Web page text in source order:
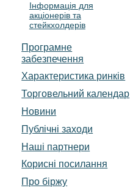
Інформація для
акціонерів та
стейкхолдерів
Програмне
забезпечення
Характеристика pинків
Торговельний календар
Новини
Публічні заходи
Наші партнери
Корисні посилання
Про біржу